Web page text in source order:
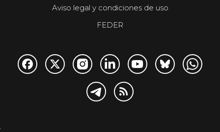
Aviso legal y condiciones de uso
FEDER